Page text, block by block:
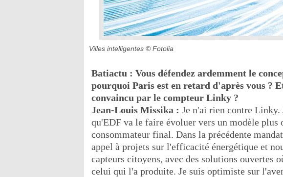
Villes intelligentes © Fotolia
Batiactu : Vous défendez ardemment le
pourquoi Paris est en retard d'après vous ?
convaincu par le compteur Linky ?
Jean-Louis Missika : Je n'ai rien contre Linky.
qu'EDF va le faire évoluer vers un modèle plus
consommateur final. Dans la précédente
appel à projets sur l'efficacité énergétique et
capteurs citoyens, avec des solutions ouvertes
celui qui l'a produite. Je suis optimiste sur